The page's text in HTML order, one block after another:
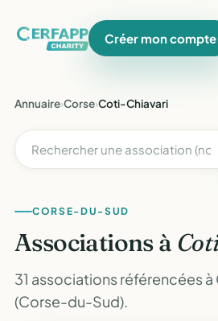
Créer mon compte
Annuaire›Corse›Coti-Chiavari
CORSE-DU-SUD
Associations à
31 associations référencées
(Corse-du-Sud).